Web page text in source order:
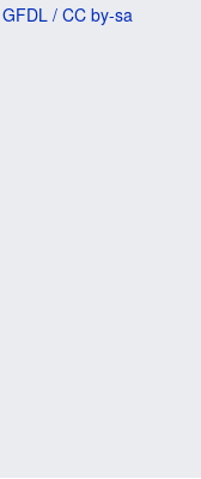
GFDL / CC by-sa